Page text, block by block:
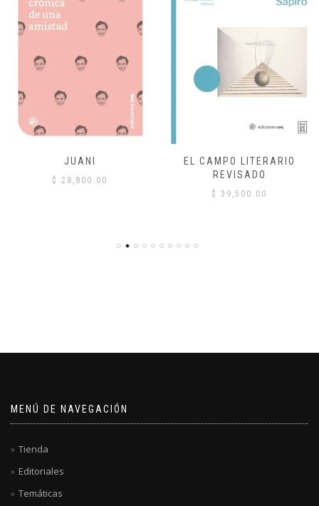
JUANI
$ 28,800.00
EL CAMPO LITERARIO
REVISADO
$ 39,500.00
MENÚ DE NAVEGACIÓN
Tienda
Editoriales
Temáticas